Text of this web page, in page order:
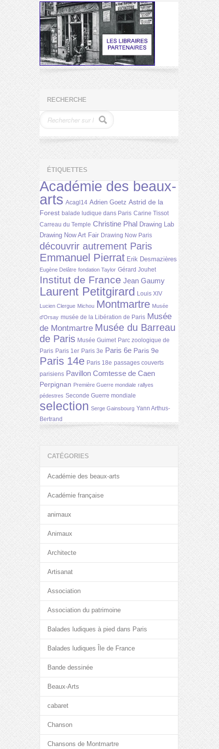
RECHERCHE
ÉTIQUETTES
Académie des beaux-
arts Acagl14 Adrien Goetz Astrid de la
Forest balade ludique dans Paris Carine Tissot
Carreau du Temple Christine Phal Drawing Lab
Drawing Now Art Fair Drawing Now Paris
découvrir autrement Paris
Emmanuel Pierrat Erik Desmazières
Eugène Delâtre fondation Taylor Gérard Jouhet
Institut de France Jean Gaumy
Laurent Petitgirard Louis XIV
Lucien Clergue Michou Montmartre Musée
d'Orsay musée de la Libération de Paris Musée
de Montmartre Musée du Barreau
de Paris Musée Guimet Parc zoologique de
Paris Paris 1er Paris 3e Paris 6e Paris 9e
Paris 14e Paris 18e passages couverts
parisiens Pavillon Comtesse de Caen
Perpignan Première Guerre mondiale rallyes
pédestres Seconde Guerre mondiale
selection Serge Gainsbourg Yann Arthus-
Bertrand
CATÉGORIES
Académie des beaux-arts
Académie française
animaux
Animaux
Architecte
Artisanat
Association
Association du patrimoine
Balades ludiques à pied dans Paris
Balades ludiques Île de France
Bande dessinée
Beaux-Arts
cabaret
Chanson
Chansons de Montmartre